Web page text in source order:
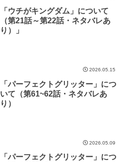
「ウチがキングダム」について
（第21話～第22話・ネタバレあ
り）」
2026.05.15
「パーフェクトグリッター」につ
いて（第61~62話・ネタバレあ
り）
2026.05.09
「パーフェクトグリッター」につ